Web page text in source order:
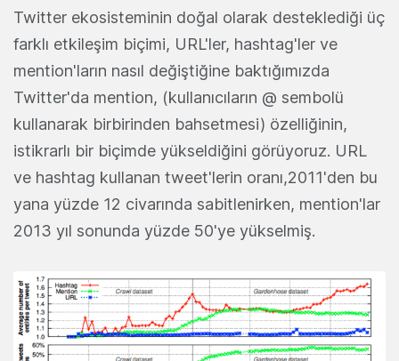
Twitter ekosisteminin doğal olarak desteklediği üç
farklı etkileşim biçimi, URL'ler, hashtag'ler ve
mention'ların nasıl değiştiğine baktığımızda
Twitter'da mention, (kullanıcıların @ sembolü
kullanarak birbirinden bahsetmesi) özelliğinin,
istikrarlı bir biçimde yükseldiğini görüyoruz. URL
ve hashtag kullanan tweet'lerin oranı,2011'den bu
yana yüzde 12 civarında sabitlenirken, mention'lar
2013 yıl sonunda yüzde 50'ye yükselmiş.